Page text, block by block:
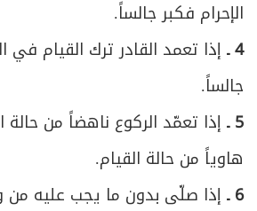
الإحرام فكبر جالساً.
4 ـ إذا تعمد القادر ترك القيام في
جالساً.
5 ـ إذا تعمّد الركوع ناهضاً من حالة
هاوياً من حالة القيام.
6 ـ إذا صلّى بدون ما يجب عليه
ص
611 الباب السابع- في أحكام الدفاع
612
المبحث الأول ـ في الدفاع عن
ص 618 المبحث الثاني ـ في الدفاع